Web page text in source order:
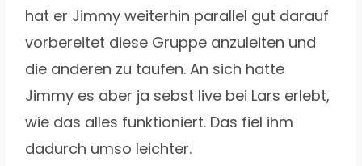
hat er Jimmy weiterhin parallel gut darauf
vorbereitet diese Gruppe anzuleiten und
die anderen zu taufen. An sich hatte
Jimmy es aber ja sebst live bei Lars erlebt,
wie das alles funktioniert. Das fiel ihm
dadurch umso leichter.